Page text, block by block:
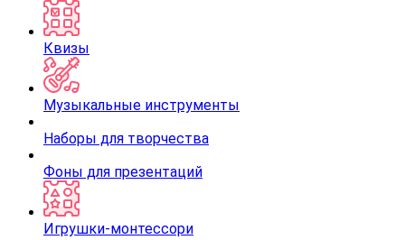
Квизы
Музыкальные инструменты
Наборы для творчества
Фоны для презентаций
Игрушки-монтессори